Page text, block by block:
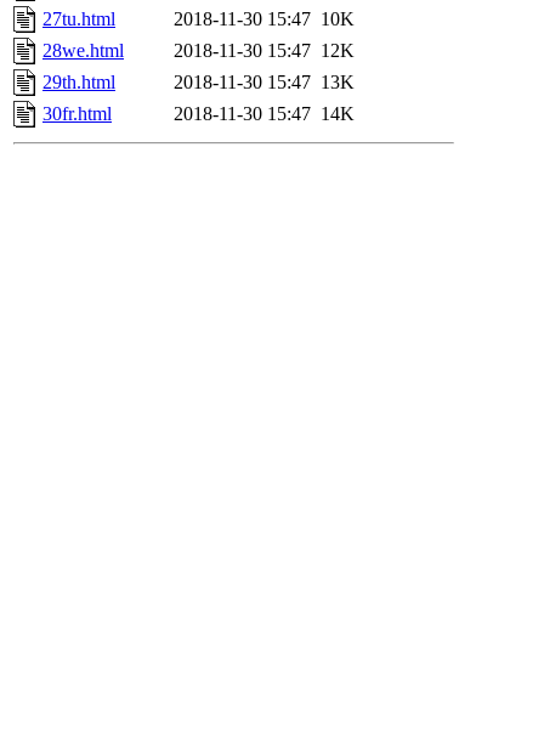
27tu.html
2018-11-30 15:47 10K
28we.html
2018-11-30 15:47 12K
29th.html
2018-11-30 15:47 13K
30fr.html
2018-11-30 15:47 14K